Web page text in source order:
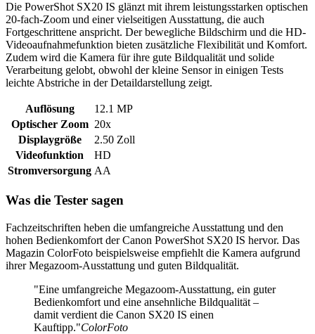
Die PowerShot SX20 IS glänzt mit ihrem leistungsstarken optischen
20-fach-Zoom und einer vielseitigen Ausstattung, die auch
Fortgeschrittene anspricht. Der bewegliche Bildschirm und die HD-
Videoaufnahmefunktion bieten zusätzliche Flexibilität und Komfort.
Zudem wird die Kamera für ihre gute Bildqualität und solide
Verarbeitung gelobt, obwohl der kleine Sensor in einigen Tests
leichte Abstriche in der Detaildarstellung zeigt.
Auflösung
12.1 MP
Optischer Zoom 20x
Displaygröße
2.50 Zoll
Videofunktion
HD
Stromversorgung AA
Was die Tester sagen
Fachzeitschriften heben die umfangreiche Ausstattung und den
hohen Bedienkomfort der Canon PowerShot SX20 IS hervor. Das
Magazin ColorFoto beispielsweise empfiehlt die Kamera aufgrund
ihrer Megazoom-Ausstattung und guten Bildqualität.
"Eine umfangreiche Megazoom-Ausstattung, ein guter
Bedienkomfort und eine ansehnliche Bildqualität –
damit verdient die Canon SX20 IS einen
Kauftipp."ColorFoto